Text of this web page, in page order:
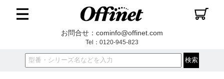
お問合せ：cominfo@offinet.com
Tel：0120-945-823